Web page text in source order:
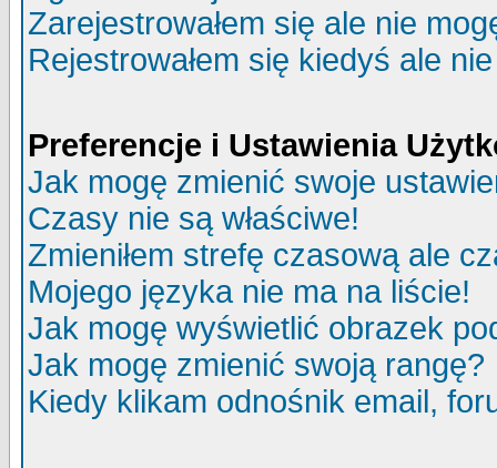
Zarejestrowałem się ale nie
Rejestrowałem się kiedyś ale
Preferencje i Ustawienia
Jak mogę zmienić swoje
Czasy nie są właściwe!
Zmieniłem strefę czasową ale
Mojego języka nie ma na liście!
Jak mogę wyświetlić obrazek
Jak mogę zmienić swoją rangę?
Kiedy klikam odnośnik email,